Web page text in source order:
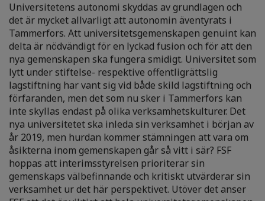
Universitetens autonomi skyddas av grundlagen och
det är mycket allvarligt att autonomin äventyrats i
Tammerfors. Att universitetsgemenskapen genuint kan
delta är nödvändigt för en lyckad fusion och för att den
nya gemenskapen ska fungera smidigt. Universitet som
lytt under stiftelse- respektive offentligrättslig
lagstiftning har vant sig vid både skild lagstiftning och
förfaranden, men det som nu sker i Tammerfors kan
inte skyllas endast på olika verksamhetskulturer. Det
nya universitetet ska inleda sin verksamhet i början av
år 2019, men hurdan kommer stämningen att vara om
åsikterna inom gemenskapen går så vitt i sär? FSF
hoppas att interimsstyrelsen prioriterar sin
gemenskaps välbefinnande och kritiskt utvärderar sin
verksamhet ur det här perspektivet. Utöver det anser